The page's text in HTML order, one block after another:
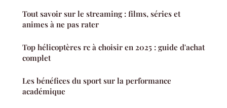
Tout savoir sur le streaming : films, séries et
animes à ne pas rater
Top hélicoptères rc à choisir en 2025 : guide d'achat
complet
Les bénéfices du sport sur la performance
académique